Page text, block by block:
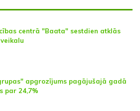
centrā "Baata" sestdien atklās
apgrozījums pagājušajā gadā
par 24,7%